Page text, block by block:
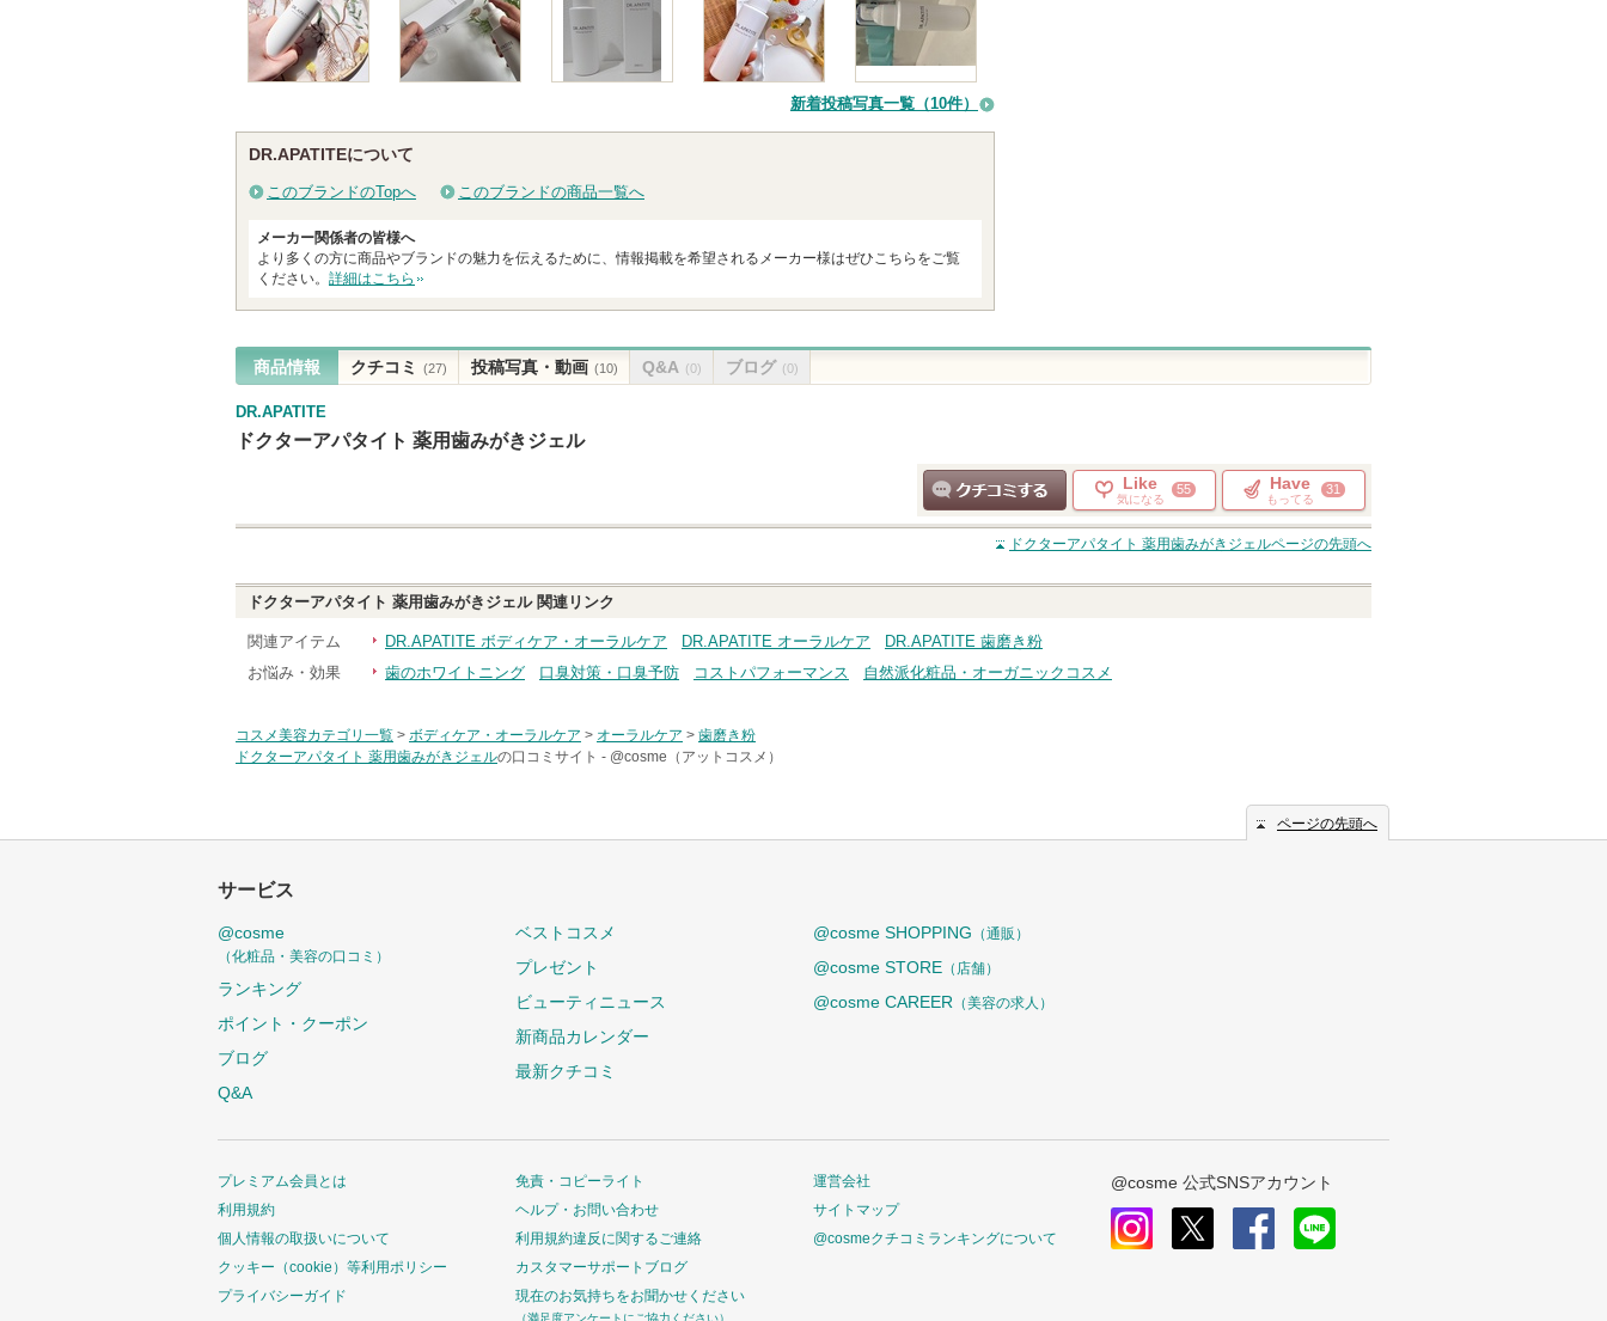
い
ま
す
新着投稿写真一覧（10件）
DR.APATITEについて
このブランドのTopへ このブランドの商品一覧へ
メーカー関係者の皆様へ
より多くの方に商品やブランドの魅力を伝えるために、情報掲載を希望されるメーカー様はぜひこちらをご覧
ください。 詳細はこちら
商品情報 クチコミ (27) 投稿写真・動画 (10) Q&A (0) ブログ (0)
DR.APATITE
ドクターアパタイト 薬用歯みがきジェル
クチコミする
Like
気になる
55 Have
もってる
31
ドクターアパタイト 薬用歯みがきジェルページの先頭へ
ドクターアパタイト 薬用歯みがきジェル関連リンク
関連アイテム DR.APATITE ボディケア・オーラルケア DR.APATITE オーラルケア
DR.APATITE 歯磨き粉
お悩み・効果
歯のホワイトニング 口臭対策・口臭予防 コストパフォーマンス 自然派化粧品・オーガニックコスメ
コスメ美容カテゴリ一覧 > ボディケア・オーラルケア > オーラルケア > 歯磨き粉
ドクターアパタイト 薬用歯みがきジェルの口コミサイト - @cosme（アットコスメ）
ページの先頭へ
サービス
@cosme
（化粧品・美容の口コミ）
ランキング
ポイント・クーポン
ブログ
Q&A
ベストコスメ
プレゼント
ビューティニュース
新商品カレンダー
最新クチコミ
@cosme SHOPPING （通販）
@cosme STORE （店舗）
@cosme CAREER （美容の求人）
プレミアム会員とは
利用規約
個人情報の取扱いについて
クッキー（cookie）等利用ポリシー
プライバシーガイド
免責・コピーライト
ヘルプ・お問い合わせ
利用規約違反に関するご連絡
カスタマーサポートブログ
現在のお気持ちをお聞かせください
（満足度アンケートにご協力ください）
運営会社
サイトマップ
@cosmeクチコミランキングについて
@cosme 公式SNSアカウント